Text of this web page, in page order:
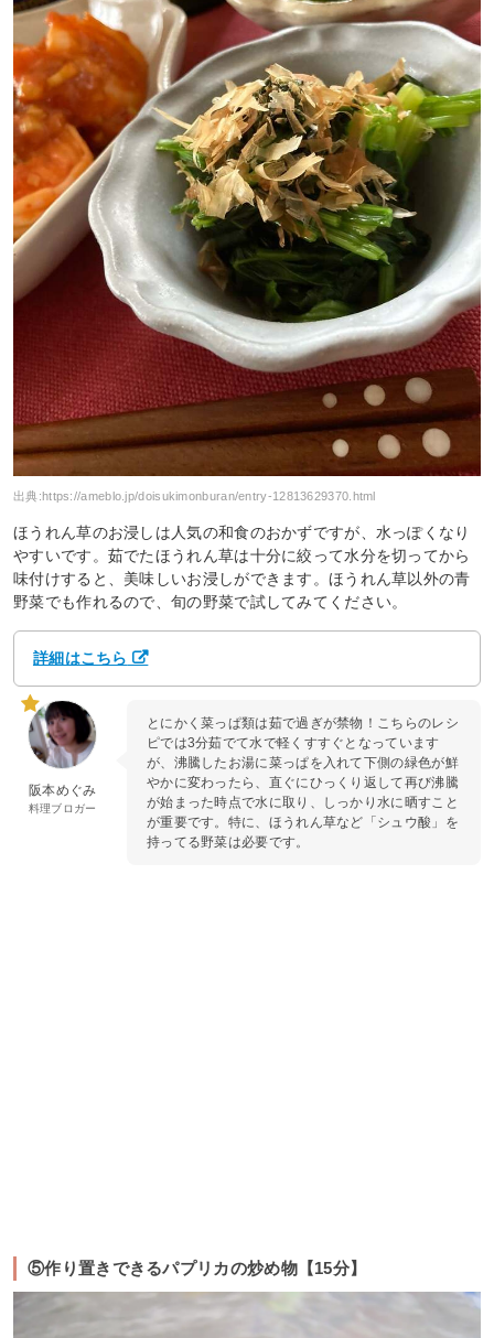
出典:https://ameblo.jp/doisukimonburan/entry-12813629370.html
ほうれん草のお浸しは人気の和食のおかずですが、水っぽくなり
やすいです。茹でたほうれん草は十分に絞って水分を切ってから
味付けすると、美味しいお浸しができます。ほうれん草以外の青
野菜でも作れるので、旬の野菜で試してみてください。
詳細はこちら
阪本めぐみ
料理ブロガー
とにかく菜っぱ類は茹で過ぎが禁物！こちらのレシ
ピでは3分茹でて水で軽くすすぐとなっています
が、沸騰したお湯に菜っぱを入れて下側の緑色が鮮
やかに変わったら、直ぐにひっくり返して再び沸騰
が始まった時点で水に取り、しっかり水に晒すこと
が重要です。特に、ほうれん草など「シュウ酸」を
持ってる野菜は必要です。
⑤作り置きできるパプリカの炒め物【15分】